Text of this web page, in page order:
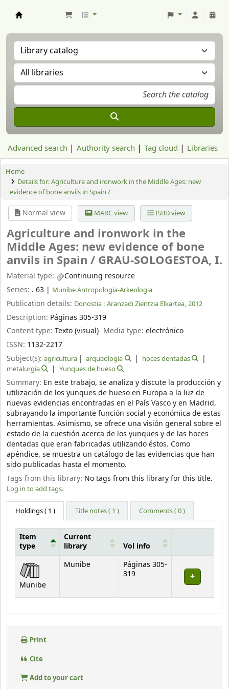
Advanced search Authority search Tag cloud Libraries
Home
Details for:Agriculture and ironwork in the Middle Ages: new
evidence of bone anvils in Spain /
Normal view MARC view ISBD view
Agriculture and ironwork in the
Middle Ages: new evidence of bone
anvils in Spain / GRAU-SOLOGESTOA, I.
Material type:
Continuing resource
Series: . 63 | Munibe Antropologia-Arkeologia
Publication details: Donostia : Aranzadi Zientzia Elkartea, 2012
Description: Páginas 305-319
Content type: Texto (visual) Media type:electrónico
ISSN: 1132-2217
Subject(s): agricultura arqueología
hoces dentadas
metalurgia
Yunques de hueso
Summary: En este trabajo, se analiza y discute la producción y
utilización de los yunques de hueso en Europa a la luz de
nuevas evidencias encontradas en el País Vasco y en Madrid,
subrayando la importante función social y económica de estas
herramientas. Asimismo, se ofrece una visión general sobre el
estado de la cuestión acerca de los yunques y de las hoces
dentadas que eran fabricadas utilizando éstos. Como
apéndice, se muestra un catálogo de las evidencias que han
sido publicadas hasta el momento.
Tags from this library: No tags from this library for this title.
Log in to add tags.
Holdings( 1 ) Title notes ( 1 ) Comments ( 0 )
Holdings
Item
type
Current
library
Vol info
Munibe
Munibe
Páginas 305-
319
Print
Cite
Add to your cart